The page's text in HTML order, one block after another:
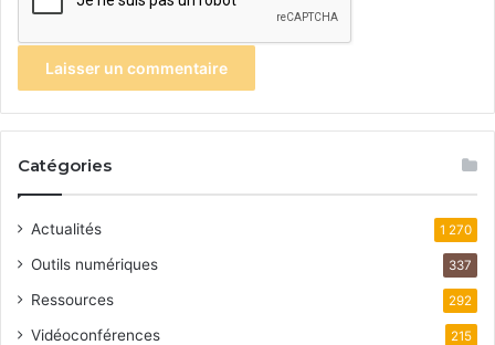
Catégories
Actualités 1 270
Outils numériques 337
Ressources 292
Vidéoconférences 215